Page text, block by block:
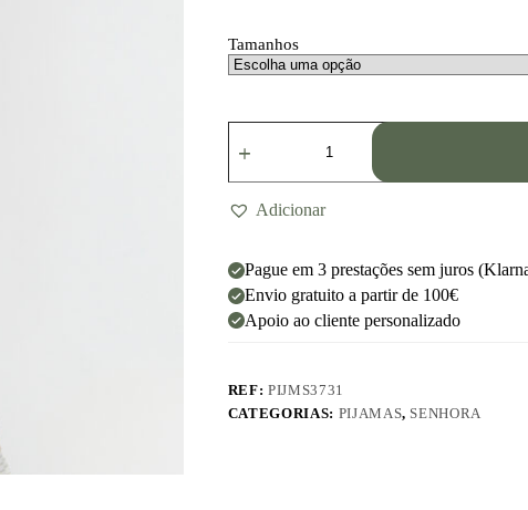
Tamanhos
Adicionar
Pague em 3 prestações sem juros
Envio gratuito a partir de 100€
Apoio ao cliente personalizado
REF:PIJMS3731
CATEGORIAS: PIJAMAS, SENHORA